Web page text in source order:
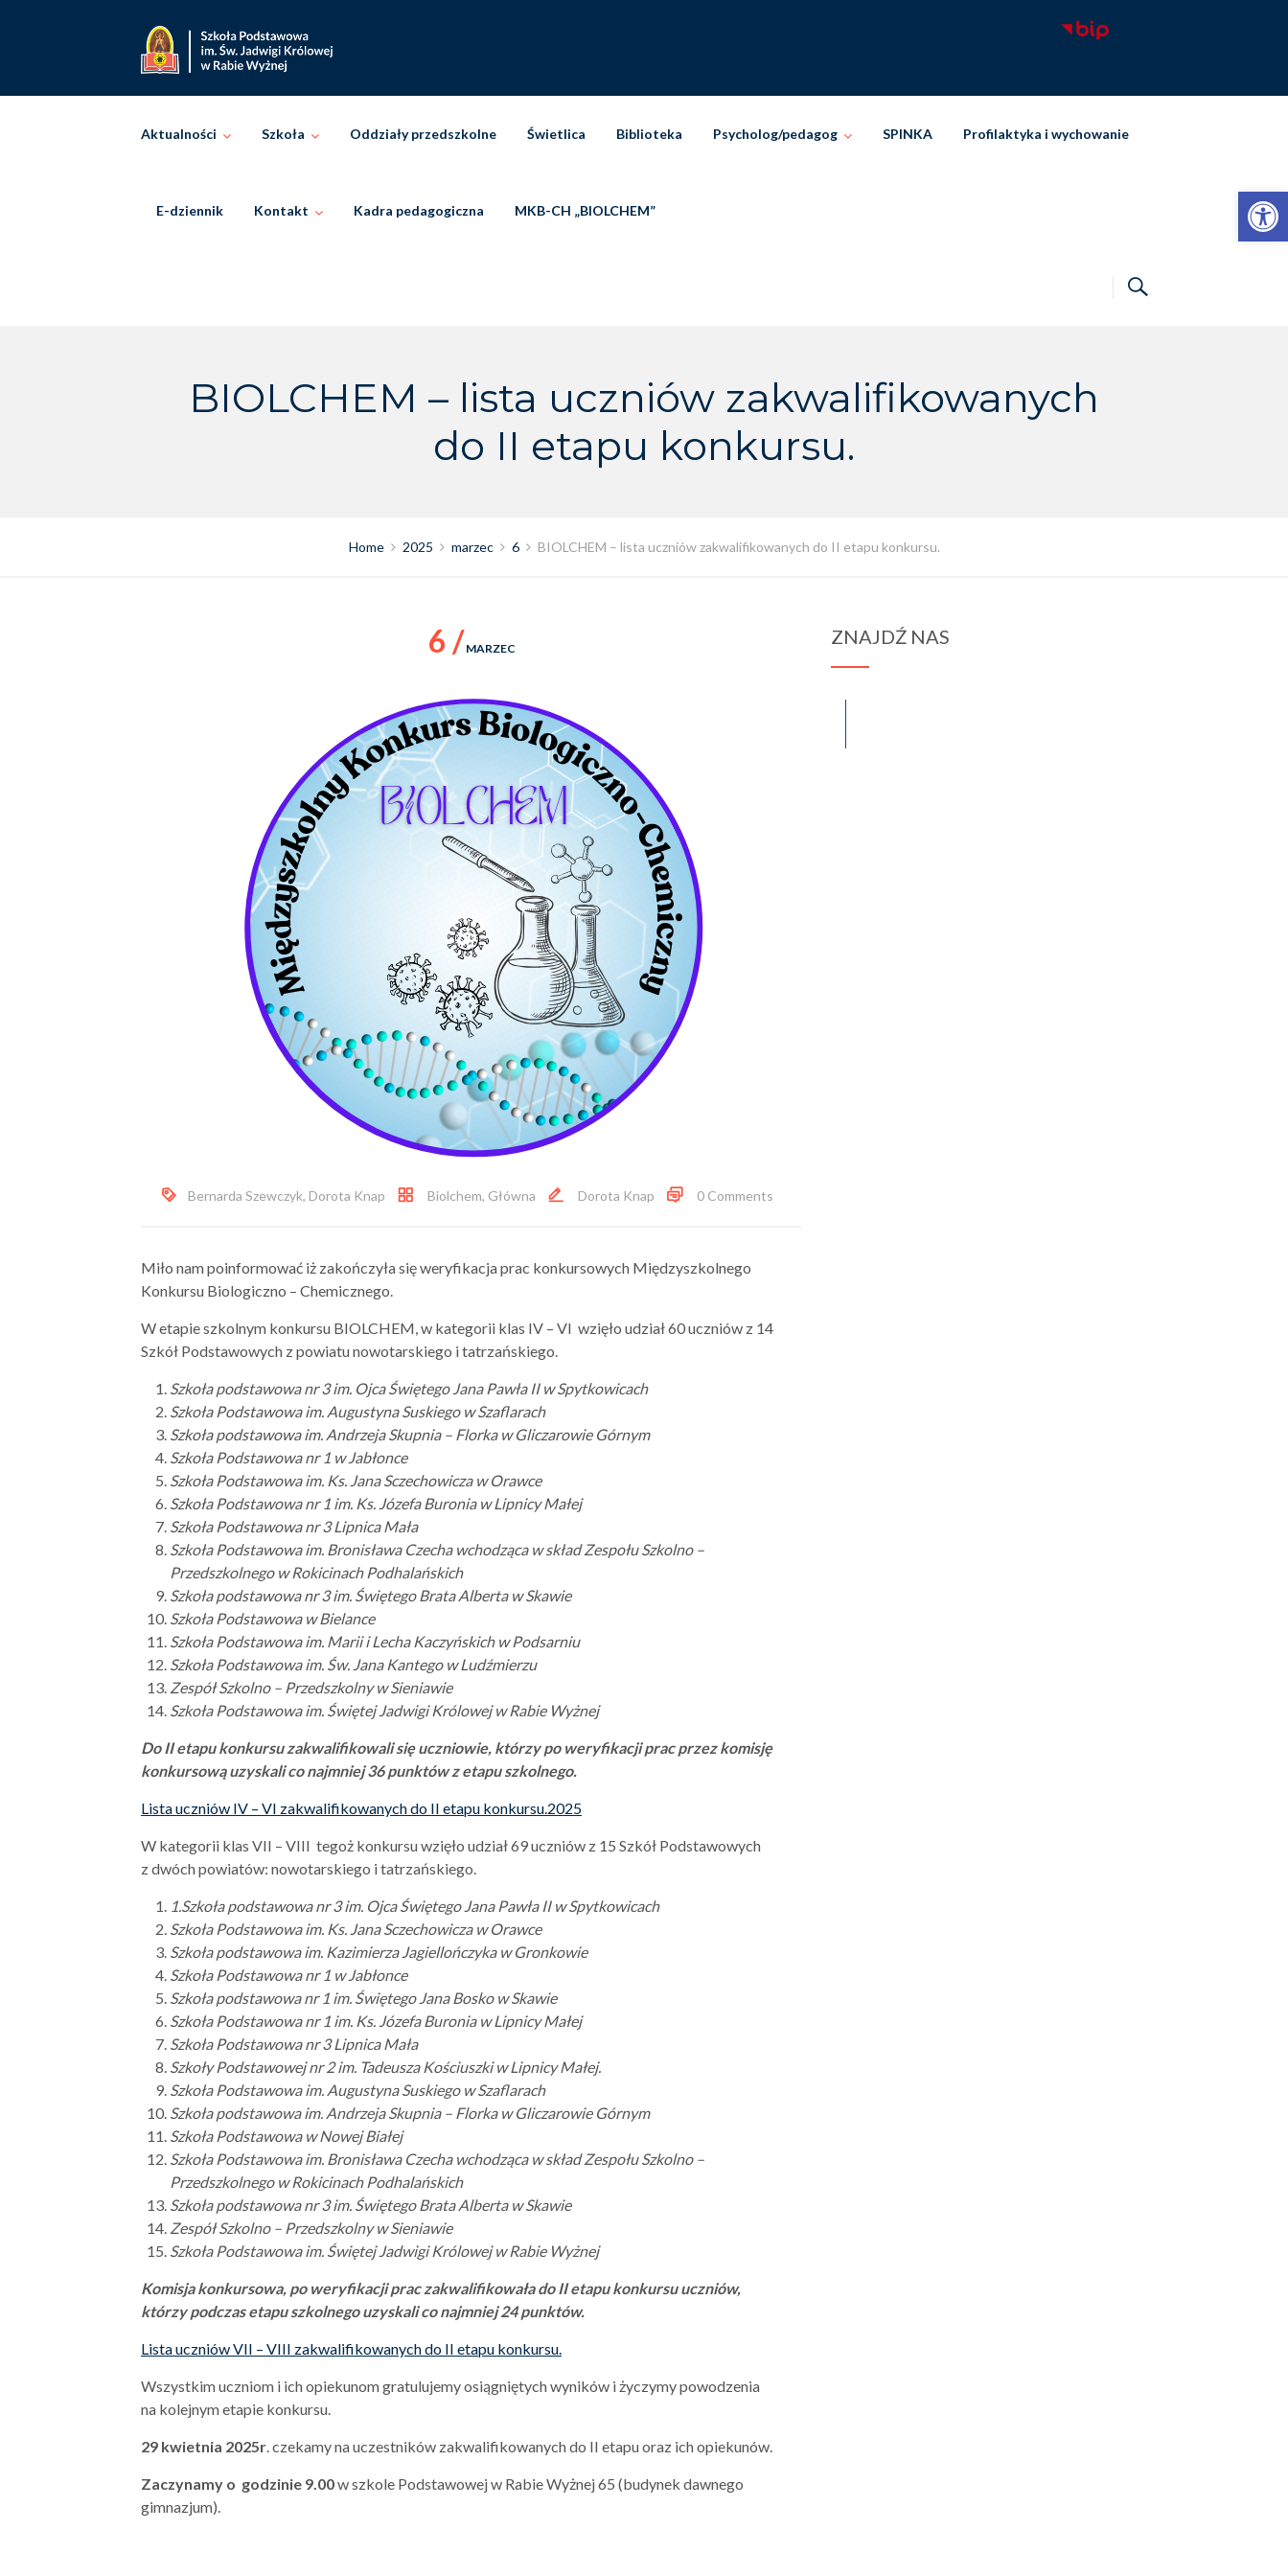
Otwórz pasek narzędzi
Aktualności Szkoła Oddziały przedszkolne Świetlica Biblioteka Psycholog/pedagog SPINKA Profilaktyka i wychowanie
E-dziennik Kontakt Kadra pedagogiczna MKB-CH „BIOLCHEM”
BIOLCHEM – lista uczniów zakwalifikowanych
do II etapu konkursu.
Home 2025 marzec 6 BIOLCHEM – lista uczniów zakwalifikowanych do II etapu konkursu.
6 / MARZEC
Bernarda Szewczyk, Dorota Knap Biolchem, Główna Dorota Knap 0 Comments
Miło nam poinformować iż zakończyła się weryfikacja prac konkursowych Międzyszkolnego
Konkursu Biologiczno – Chemicznego.
W etapie szkolnym konkursu BIOLCHEM, w kategorii klas IV – VI wzięło udział 60 uczniów z 14
Szkół Podstawowych z powiatu nowotarskiego i tatrzańskiego.
Szkoła podstawowa nr 3 im. Ojca Świętego Jana Pawła II w Spytkowicach
Szkoła Podstawowa im. Augustyna Suskiego w Szaflarach
Szkoła podstawowa im. Andrzeja Skupnia – Florka w Gliczarowie Górnym
Szkoła Podstawowa nr 1 w Jabłonce
Szkoła Podstawowa im. Ks. Jana Sczechowicza w Orawce
Szkoła Podstawowa nr 1 im. Ks. Józefa Buronia w Lipnicy Małej
Szkoła Podstawowa nr 3 Lipnica Mała
Szkoła Podstawowa im. Bronisława Czecha wchodząca w skład Zespołu Szkolno –
Przedszkolnego w Rokicinach Podhalańskich
Szkoła podstawowa nr 3 im. Świętego Brata Alberta w Skawie
Szkoła Podstawowa w Bielance
Szkoła Podstawowa im. Marii i Lecha Kaczyńskich w Podsarniu
Szkoła Podstawowa im. Św. Jana Kantego w Ludźmierzu
Zespół Szkolno – Przedszkolny w Sieniawie
Szkoła Podstawowa im. Świętej Jadwigi Królowej w Rabie Wyżnej
Do II etapu konkursu zakwalifikowali się uczniowie, którzy po weryfikacji prac przez komisję
konkursową uzyskali co najmniej 36 punktów z etapu szkolnego.
Lista uczniów IV – VI zakwalifikowanych do II etapu konkursu.2025
W kategorii klas VII – VIII tegoż konkursu wzięło udział 69 uczniów z 15 Szkół Podstawowych
z dwóch powiatów: nowotarskiego i tatrzańskiego.
1.Szkoła podstawowa nr 3 im. Ojca Świętego Jana Pawła II w Spytkowicach
Szkoła Podstawowa im. Ks. Jana Sczechowicza w Orawce
Szkoła podstawowa im. Kazimierza Jagiellończyka w Gronkowie
Szkoła Podstawowa nr 1 w Jabłonce
Szkoła podstawowa nr 1 im. Świętego Jana Bosko w Skawie
Szkoła Podstawowa nr 1 im. Ks. Józefa Buronia w Lipnicy Małej
Szkoła Podstawowa nr 3 Lipnica Mała
Szkoły Podstawowej nr 2 im. Tadeusza Kościuszki w Lipnicy Małej.
Szkoła Podstawowa im. Augustyna Suskiego w Szaflarach
Szkoła podstawowa im. Andrzeja Skupnia – Florka w Gliczarowie Górnym
Szkoła Podstawowa w Nowej Białej
Szkoła Podstawowa im. Bronisława Czecha wchodząca w skład Zespołu Szkolno –
Przedszkolnego w Rokicinach Podhalańskich
Szkoła podstawowa nr 3 im. Świętego Brata Alberta w Skawie
Zespół Szkolno – Przedszkolny w Sieniawie
Szkoła Podstawowa im. Świętej Jadwigi Królowej w Rabie Wyżnej
Komisja konkursowa, po weryfikacji prac zakwalifikowała do II etapu konkursu uczniów,
którzy podczas etapu szkolnego uzyskali co najmniej 24 punktów.
Lista uczniów VII – VIII zakwalifikowanych do II etapu konkursu.
Wszystkim uczniom i ich opiekunom gratulujemy osiągniętych wyników i życzymy powodzenia
na kolejnym etapie konkursu.
29 kwietnia 2025r. czekamy na uczestników zakwalifikowanych do II etapu oraz ich opiekunów.
Zaczynamy o godzinie 9.00w szkole Podstawowej w Rabie Wyżnej 65 (budynek dawnego
gimnazjum).
ZNAJDŹ NAS